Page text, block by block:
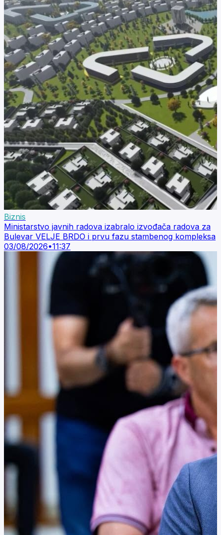
Biznis
Ministarstvo javnih radova izabralo izvođača radova za
Bulevar VELJE BRDO i prvu fazu stambenog kompleksa
03/08/2026•11:37